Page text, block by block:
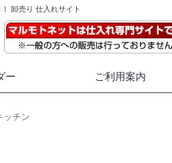
卸売り 仕入れサイト
ー ご利用案内
ッチン